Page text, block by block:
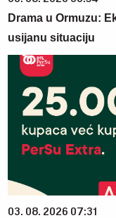
Drama u Ormuzu:
usijanu situaciju
03. 08. 2026 07:31